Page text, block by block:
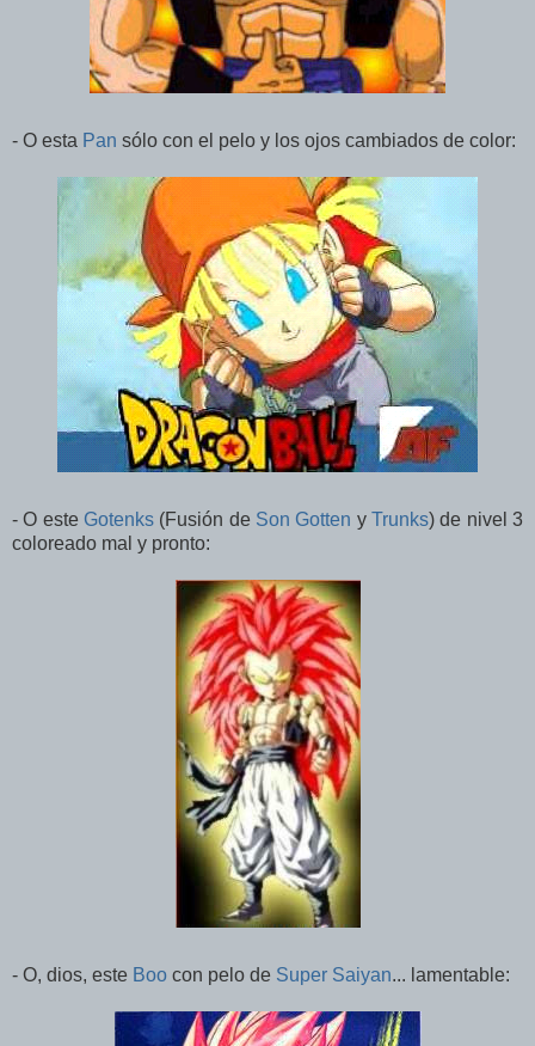
- O esta Pan sólo con el pelo y los ojos cambiados de color:
- O este Gotenks (Fusión de Son Gotten yTrunks) de nivel 3
coloreado mal y pronto:
- O, dios, este Boo con pelo de Super Saiyan... lamentable: